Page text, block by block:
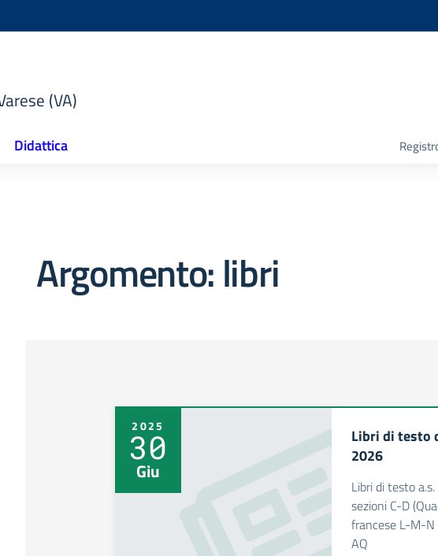
(VA)
Didattica
Argomento: libri
2025
30
Giu
Libri di testo
2026
Libri di testo
sezioni C-D
francese L-M-N
AQ